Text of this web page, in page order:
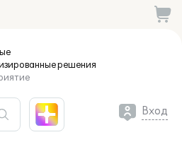
решения
Вход